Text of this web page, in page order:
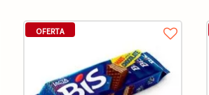
OFERTA